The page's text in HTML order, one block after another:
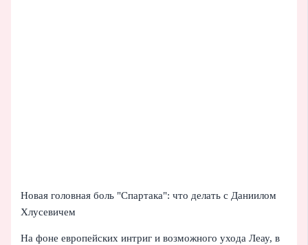
Новая головная боль "Спартака": что делать с Даниилом
Хлусевичем
На фоне европейских интриг и возможного ухода Леау, в